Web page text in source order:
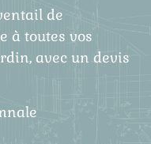
de
à toutes vos
avec un devis